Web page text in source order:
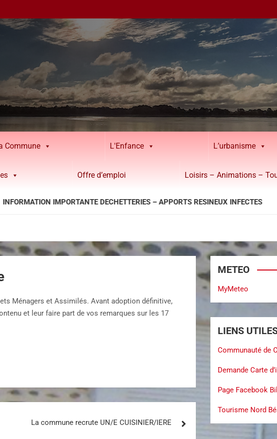
Commune L'Enfance L’urbanisme
Offre d’emploi Loisirs – Animations –
IMPORTANTE DECHETTERIES – APPORTS RESINEUX INFECTES
Ménagers et Assimilés. Avant adoption définitive,
et leur faire part de vos remarques sur les 17
La commune recrute UN/E CUISINIER/IERE
METEO
MyMeteo
LIENS
Communauté de
Demande Carte
Page Facebook
Tourisme Nord